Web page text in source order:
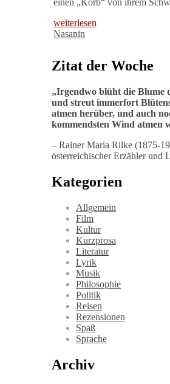
einen „Korb“ von ihrem
weiterlesen
Nasanin
Zitat der Woche
„Irgendwo blüht die Blume
und streut immerfort
atmen herüber, und auch
kommendsten Wind atmen
– Rainer Maria Rilke (1875-
österreichischer Erzähler und
Kategorien
Allgemein
Film
Kultur
Kurzprosa
Literatur
Lyrik
Musik
Philosophie
Politik
Reisen
Rezensionen
Spaß
Sprache
Archiv